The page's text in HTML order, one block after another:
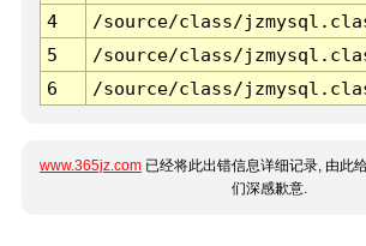
4
/source/class/
5
/source/class/
6
/source/class/
www.365jz.com 已经将此出错信息详细记录, 由此
们深感歉意.